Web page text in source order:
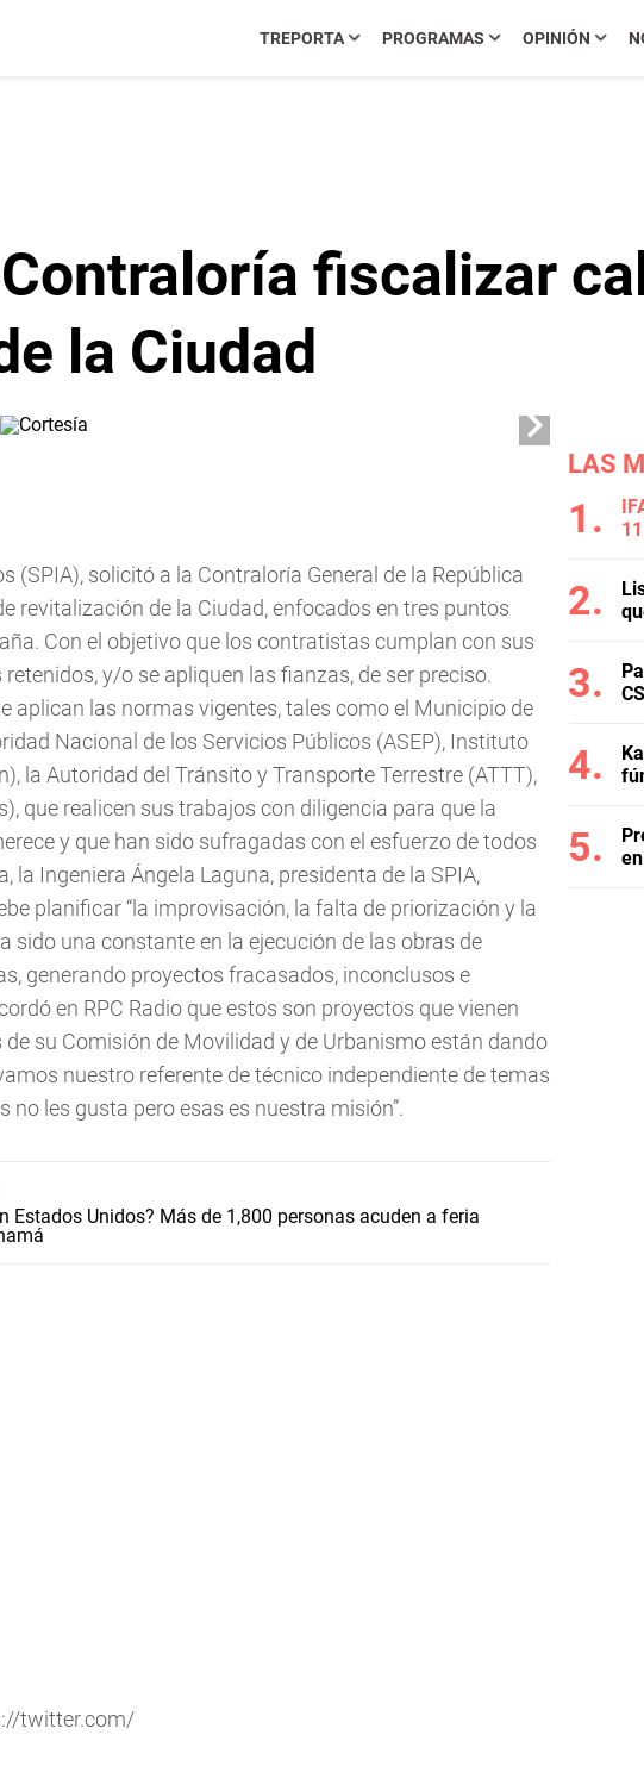
TREPORTA PROGRAMAS OPINIÓN
fiscalizar
la Ciudad
(SPIA), solicitó a la Contraloría General de la República
revitalización de la Ciudad, enfocados en tres puntos
Con el objetivo que los contratistas cumplan con sus
y/o se apliquen las fianzas, de ser preciso.
aplican las normas vigentes, tales como el Municipio de
Nacional de los Servicios Públicos (ASEP), Instituto
la Autoridad del Tránsito y Transporte Terrestre (ATTT),
que realicen sus trabajos con diligencia para que la
y que han sido sufragadas con el esfuerzo de todos
la Ingeniera Ángela Laguna, presidenta de la SPIA,
planificar “la improvisación, la falta de priorización y la
una constante en la ejecución de las obras de
generando proyectos fracasados, inconclusos e
en RPC Radio que estos son proyectos que vienen
su Comisión de Movilidad y de Urbanismo están dando
nuestro referente de técnico independiente de temas
les gusta pero esas es nuestra misión”.
Estados Unidos? Más de 1,800 personas acuden a feria
twitter.com/
LAS